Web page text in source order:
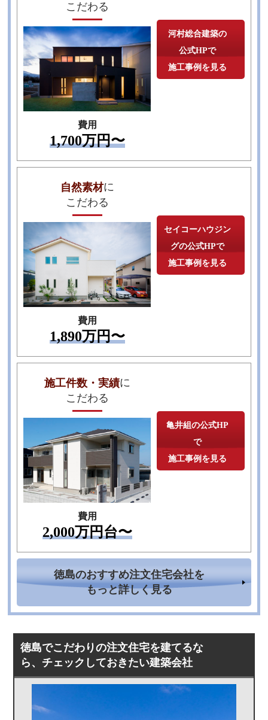
こだわる
費用
1,700万円〜
河村総合建築の
公式HPで
施工事例を見る
自然素材に
こだわる
費用
1,890万円〜
セイコーハウジン
グの公式HPで
施工事例を見る
施工件数・実績に
こだわる
費用
2,000万円台〜
亀井組の公式HP
で
施工事例を見る
徳島のおすすめ注文住宅会社を
もっと詳しく見る
徳島でこだわりの注文住宅を建てるな
ら、チェックしておきたい建築会社